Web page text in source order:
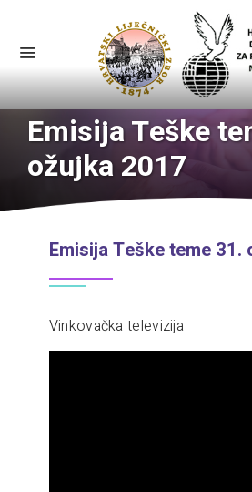
Emisija Teške
ožujka 2017
Emisija Teške teme 31.
Vinkovačka televizija